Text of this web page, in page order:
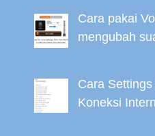
Cara pakai
mengubah
Cara
Koneksi